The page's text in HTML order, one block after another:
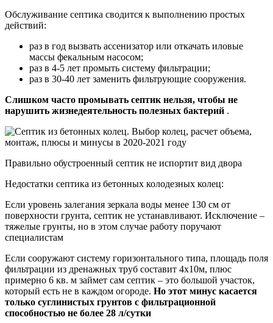
Обслуживание септика сводится к выполнению простых
действий:
раз в год вызвать ассенизатор или откачать иловые
массы фекальным насосом;
раз в 4-5 лет промыть систему фильтрации;
раз в 30-40 лет заменить фильтрующие сооружения.
Слишком часто промывать септик нельзя, чтобы не
нарушить жизнедеятельность полезных бактерий .
Правильно обустроенный септик не испортит вид двора
Недостатки септика из бетонных колодезных колец:
Если уровень залегания зеркала воды менее 130 см от
поверхности грунта, септик не устанавливают. Исключение –
тяжелые грунты, но в этом случае работу поручают
специалистам
Если сооружают систему горизонтального типа, площадь поля
фильтрации из дренажных труб составит 4х10м, плюс
примерно 6 кв. м займет сам септик – это большой участок,
который есть не в каждом огороде. Но этот минус касается
только суглинистых грунтов с фильтрационной
способностью не более 28 л/сутки